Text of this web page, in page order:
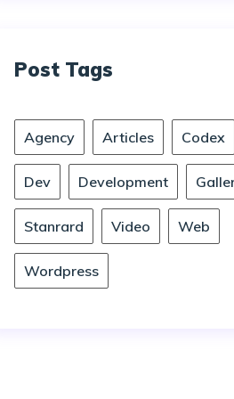
Post Tags
Agency Articles Codex
Dev Development
Stanrard Video Web
Wordpress